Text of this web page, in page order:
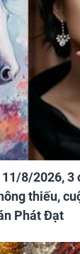
8/2026, 3
thiếu,
Phát Đạt